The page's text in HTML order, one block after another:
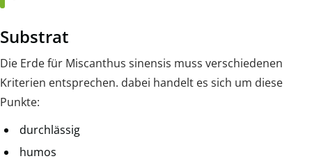
Substrat
Die Erde für Miscanthus sinensis muss verschiedenen
Kriterien entsprechen. dabei handelt es sich um diese
Punkte:
durchlässig
humos